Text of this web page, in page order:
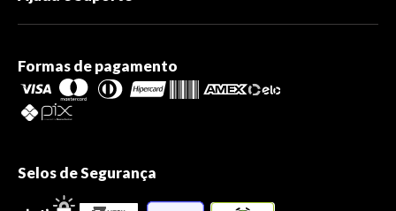
Formas de pagamento
Selos de Segurança